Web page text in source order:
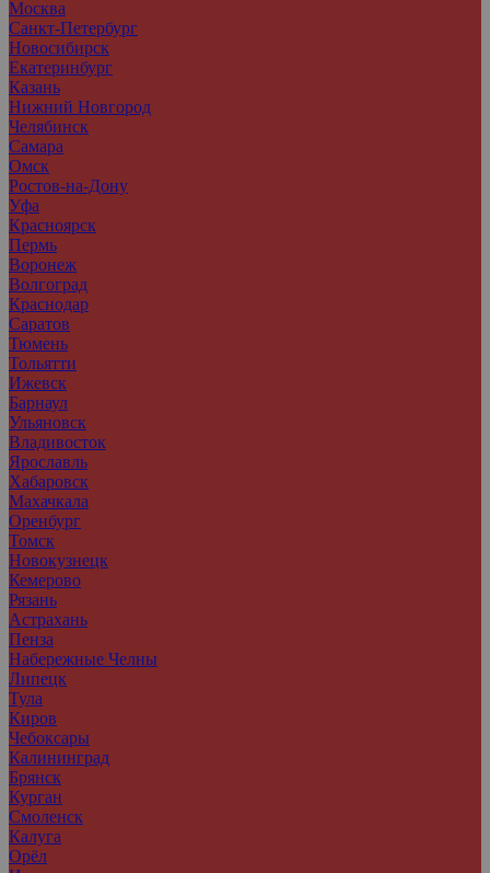
Москва
Санкт-Петербург
Новосибирск
Екатеринбург
Казань
Нижний Новгород
Челябинск
Самара
Омск
Ростов-на-Дону
Уфа
Красноярск
Пермь
Воронеж
Волгоград
Краснодар
Саратов
Тюмень
Тольятти
Ижевск
Барнаул
Ульяновск
Владивосток
Ярославль
Хабаровск
Махачкала
Оренбург
Томск
Новокузнецк
Кемерово
Рязань
Астрахань
Пенза
Набережные Челны
Липецк
Тула
Киров
Чебоксары
Калининград
Брянск
Курган
Смоленск
Калуга
Орёл